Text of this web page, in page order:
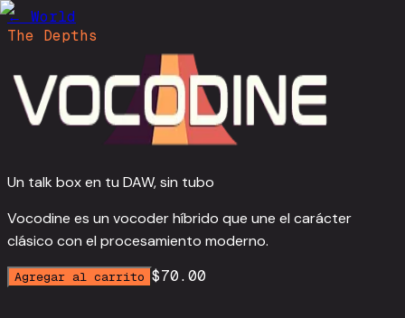
← World
The Depths
Un talk box en tu DAW, sin tubo
Vocodine es un vocoder híbrido que une el carácter
clásico con el procesamiento moderno.
Agregar al carrito $70.00